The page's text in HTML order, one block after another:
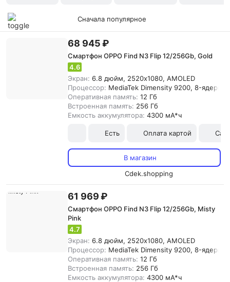
Сначала популярное
68 945 ₽
Смартфон OPPO Find N3 Flip 12/256Gb, Gold
4.6
Экран: 6.8 дюйм, 2520x1080, AMOLED
Процессор: MediaTek Dimensity 9200, 8-
Оперативная память: 12 Гб
Встроенная память: 256 Гб
Емкость аккумулятора: 4300 мА*ч
Есть Оплата картой
В магазин
Cdek.shopping
61 969 ₽
Смартфон OPPO Find N3 Flip 12/256Gb, Misty
Pink
4.7
Экран: 6.8 дюйм, 2520x1080, AMOLED
Процессор: MediaTek Dimensity 9200, 8-
Оперативная память: 12 Гб
Встроенная память: 256 Гб
Емкость аккумулятора: 4300 мА*ч